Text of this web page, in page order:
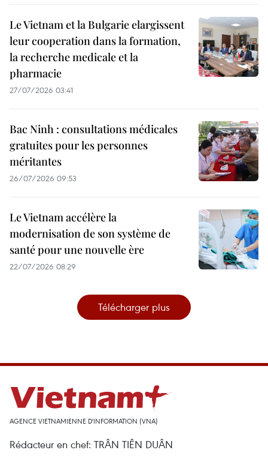
Le Vietnam et la Bulgarie elargissent
leur cooperation dans la formation,
la recherche medicale et la
pharmacie
27/07/2026 03:41
Bac Ninh : consultations médicales
gratuites pour les personnes
méritantes
26/07/2026 09:53
Le Vietnam accélère la
modernisation de son système de
santé pour une nouvelle ère
22/07/2026 08:29
Télécharger plus
AGENCE VIETNAMIENNE D'INFORMATION (VNA)
Rédacteur en chef: TRÂN TIÊN DUÂN